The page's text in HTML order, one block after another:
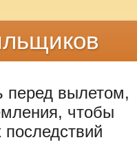
перед вылетом,
чтобы